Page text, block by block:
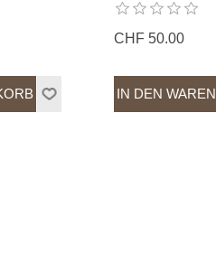
CHF 50.00